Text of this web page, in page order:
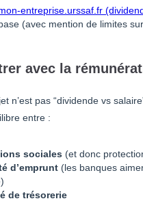
entreprise.urssaf.fr
(avec mention de limites
avec la
n’est pas “dividende vs
entre :
sociales (et donc
d’emprunt (les banques
de trésorerie